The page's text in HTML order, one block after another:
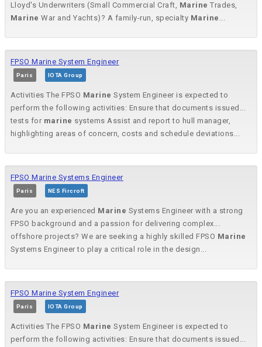
Lloyd's Underwriters (Small Commercial Craft, Marine Trades,
Marine War and Yachts)? A family-run, specialty Marine ...
FPSO Marine System Engineer
Paris IOTA Group
Activities The FPSO Marine System Engineer is expected to
perform the following activities: Ensure that documents issued...
tests for marine systems Assist and report to hull manager,
highlighting areas of concern, costs and schedule deviations...
FPSO Marine Systems Engineer
Paris NES Fircroft
Are you an experienced Marine Systems Engineer with a strong
FPSO background and a passion for delivering complex...
offshore projects? We are seeking a highly skilled FPSO Marine
Systems Engineer to play a critical role in the design...
FPSO Marine System Engineer
Paris IOTA Group
Activities The FPSO Marine System Engineer is expected to
perform the following activities: Ensure that documents issued...